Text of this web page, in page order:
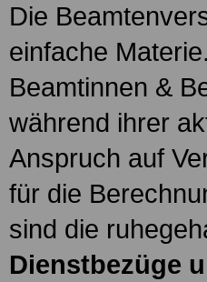
Die
einfache
Beamtinnen &
während ihrer
Anspruch auf
für die
sind die
Dienstbezüge